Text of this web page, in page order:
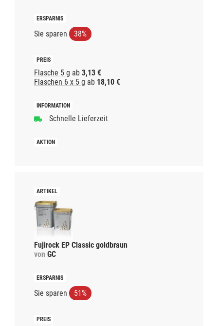
Sie sparen 38%
Flasche 5 g ab 3,13 €
Flaschen 6 x 5 g ab 18,10 €
Schnelle Lieferzeit
Fujirock EP Classic goldbraun
von GC
Sie sparen 51%